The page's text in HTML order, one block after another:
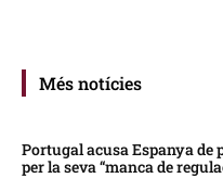
Més notícies
Portugal acusa Espanya de
per la seva “manca de